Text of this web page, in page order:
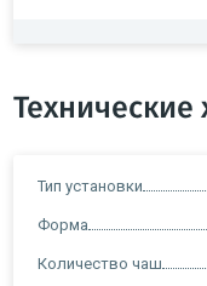
Технические
Тип установки
Форма
Количество чаш